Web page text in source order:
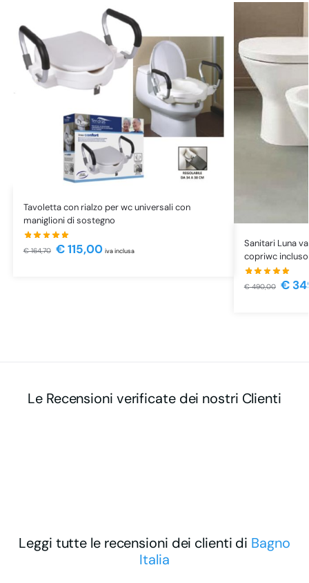
Tavoletta con rialzo per wc universali con
maniglioni di sostegno
€164,70 €115,00 iva inclusa
Sanitari Luna
copriwc incluso
€490,00 €
Le Recensioni verificate dei nostri Clienti
Leggi tutte le recensioni dei clienti di Bagno
Italia